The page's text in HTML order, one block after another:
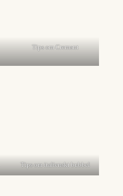
Tips om Cremant
Tips om italienskt bubbel